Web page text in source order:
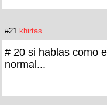
#21 khirtas
# 20 si hablas como
normal...